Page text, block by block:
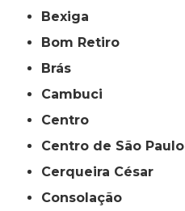
Bexiga
Bom Retiro
Brás
Cambuci
Centro
Centro de São Paulo
Cerqueira César
Consolação